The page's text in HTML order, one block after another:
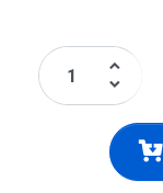
keyboard_arrow_up
keyboard_arrow_down